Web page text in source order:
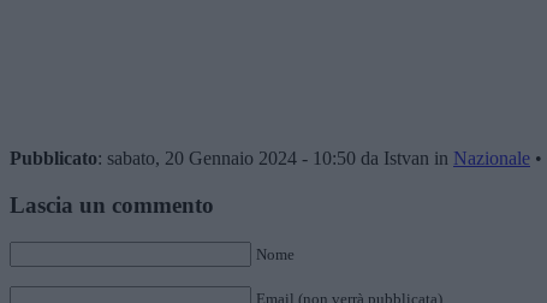
Pubblicato: sabato, 20 Gennaio 2024 - 10:50 da Istvan in Nazionale •
Lascia un commento
Nome
Email (non verrà pubblicata)